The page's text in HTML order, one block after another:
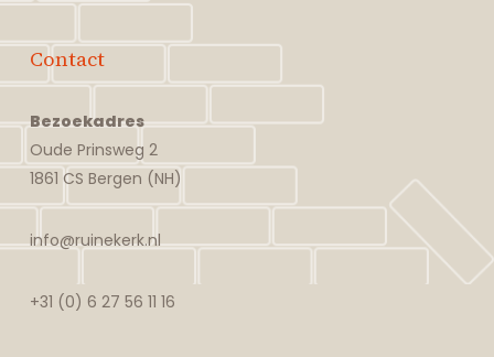
Contact
Bezoekadres
Oude Prinsweg 2
1861 CS Bergen (NH)
info@ruinekerk.nl
+31 (0) 6 27 56 11 16